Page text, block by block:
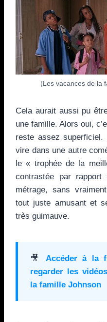
(Les vacances de la
Cela aurait aussi pu
une famille. Alors oui,
reste assez
vire dans une autre
le « trophée de la
contrastée par
métrage, sans
tout juste amusant et
très guimauve.
🎥Accéder à la
regarder les
la famille Johnson